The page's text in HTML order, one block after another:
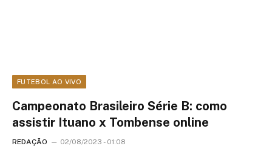
FUTEBOL AO VIVO
Campeonato Brasileiro Série B: como
assistir Ituano x Tombense online
REDAÇÃO 02/08/2023 - 01:08